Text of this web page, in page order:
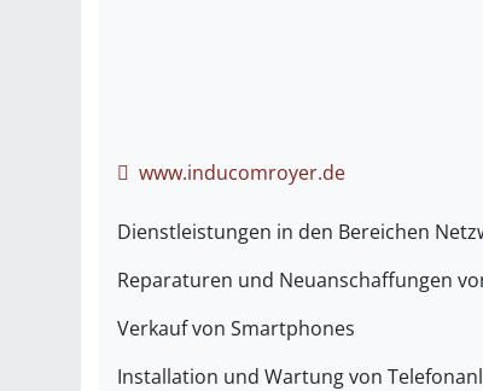
www.inducomroyer.de
Dienstleistungen in den Bereichen
Reparaturen und Neuanschaffungen
Verkauf von Smartphones
Installation und Wartung von